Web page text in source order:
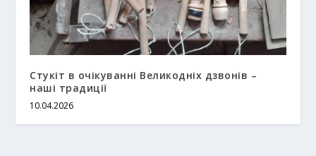
Стукіт в очікуванні Великодніх дзвонів –
наші традиції
10.04.2026